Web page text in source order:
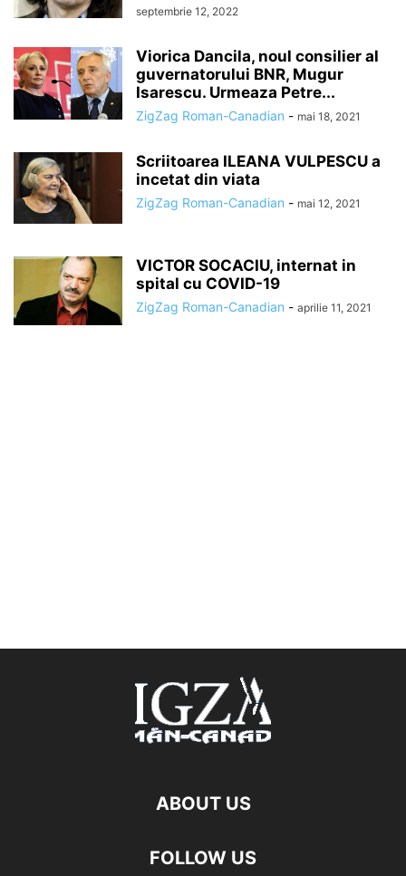
septembrie 12, 2022
Viorica Dancila, noul consilier al
guvernatorului BNR, Mugur
Isarescu. Urmeaza Petre...
ZigZag Roman-Canadian - mai 18, 2021
Scriitoarea ILEANA VULPESCU a
incetat din viata
ZigZag Roman-Canadian - mai 12, 2021
VICTOR SOCACIU, internat in
spital cu COVID-19
ZigZag Roman-Canadian - aprilie 11, 2021
ABOUT US
FOLLOW US